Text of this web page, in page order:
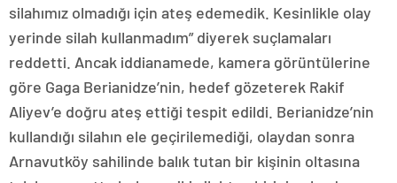
silahımız olmadığı için ateş edemedik. Kesinlikle olay
yerinde silah kullanmadım” diyerek suçlamaları
reddetti. Ancak iddianamede, kamera görüntülerine
göre Gaga Berianidze’nin, hedef gözeterek Rakif
Aliyev’e doğru ateş ettiği tespit edildi. Berianidze’nin
kullandığı silahın ele geçirilemediği, olaydan sonra
Arnavutköy sahilinde balık tutan bir kişinin oltasına